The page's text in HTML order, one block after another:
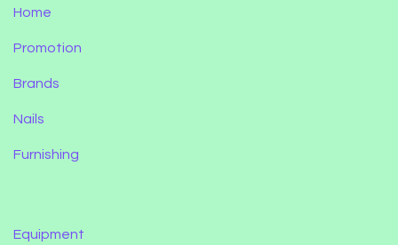
Home
Promotion
Brands
Nails
Furnishing
Equipment